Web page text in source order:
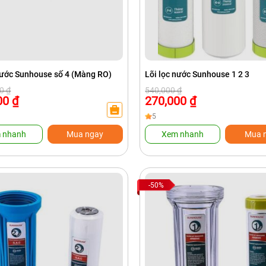
Sunhouse số 4 (Màng RO)
₫
₫
nhanh Mua ngay
Lõi lọc nước Sunhouse 1 2 3
540,000₫
Giá
gốc
là:
540,000 ₫.
270,000 ₫
Giá
hiện
tại
là:
270,000 ₫.
5
Xem nhanh Mua
-50%